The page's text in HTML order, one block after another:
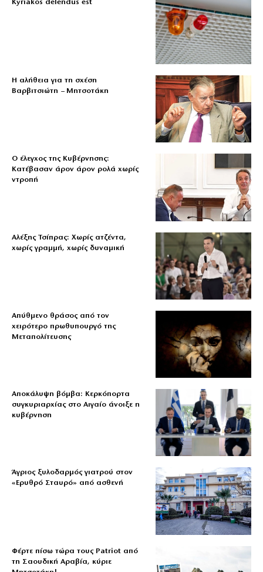
Kyriakos delendus est
Η αλήθεια για τη σχέση
Βαρβιτσιώτη – Μητσοτάκη
Ο έλεγχος της Κυβέρνησης:
Κατέβασαν άρον άρον ρολά χωρίς
ντροπή
Αλέξης Τσίπρας: Χωρίς ατζέντα,
χωρίς γραμμή, χωρίς δυναμική
Απύθμενο θράσος από τον
χειρότερο πρωθυπουργό της
Μεταπολίτευσης
Αποκάλυψη βόμβα: Κερκόπορτα
συγκυριαρχίας στο Αιγαίο άνοιξε η
κυβέρνηση
Άγριος ξυλοδαρμός γιατρού στον
«Ερυθρό Σταυρό» από ασθενή
Φέρτε πίσω τώρα τους Patriot από
τη Σαουδική Αραβία, κύριε